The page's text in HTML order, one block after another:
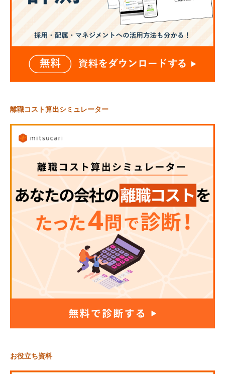
離職コスト算出シミュレーター
お役立ち資料